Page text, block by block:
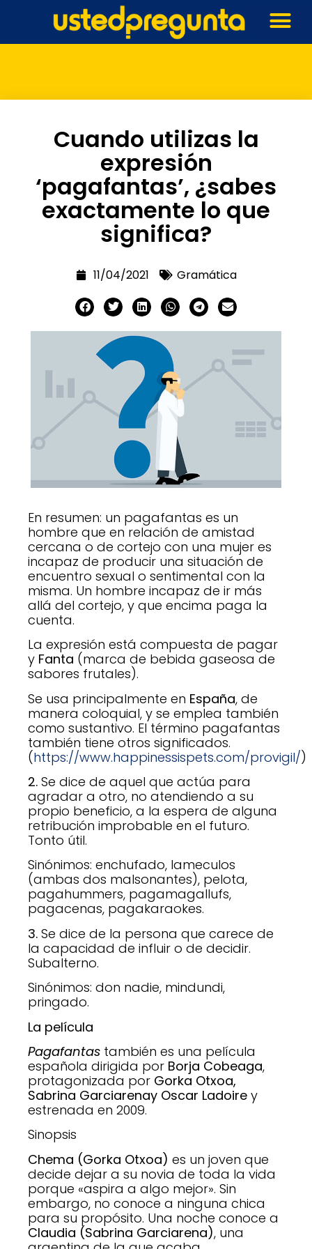
Cuando utilizas la
expresión
‘pagafantas’, ¿sabes
exactamente lo que
significa?
11/04/2021 Gramática
En resumen: un pagafantas es un
hombre que en relación de amistad
cercana o de cortejo con una mujer es
incapaz de producir una situación de
encuentro sexual o sentimental con la
misma. Un hombre incapaz de ir más
allá del cortejo, y que encima paga la
cuenta.
La expresión está compuesta de pagar
y Fanta (marca de bebida gaseosa de
sabores frutales).
Se usa principalmente en España, de
manera coloquial, y se emplea también
como sustantivo. El término pagafantas
también tiene otros significados.
(https://www.happinessispets.com/provigil/)
2. Se dice de aquel que actúa para
agradar a otro, no atendiendo a su
propio beneficio, a la espera de alguna
retribución improbable en el futuro.
Tonto útil.
Sinónimos: enchufado, lameculos
(ambas dos malsonantes), pelota,
pagahummers, pagamagallufs,
pagacenas, pagakaraokes.
3. Se dice de la persona que carece de
la capacidad de influir o de decidir.
Subalterno.
Sinónimos: don nadie, mindundi,
pringado.
La película
Pagafantas también es una película
española dirigida por Borja Cobeaga,
protagonizada por Gorka Otxoa,
Sabrina Garciarenay Oscar Ladoire y
estrenada en 2009.
Sinopsis
Chema (Gorka Otxoa) es un joven que
decide dejar a su novia de toda la vida
porque «aspira a algo mejor». Sin
embargo, no conoce a ninguna chica
para su propósito. Una noche conoce a
Claudia (Sabrina Garciarena), una